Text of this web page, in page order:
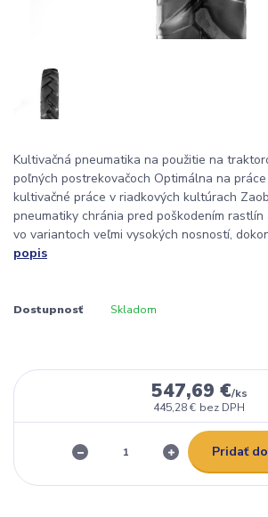
Kultivačná pneumatika na použitie na
poľných postrekovačoch Optimálna na
kultivačné práce v riadkových kultúrach
pneumatiky chránia pred poškodením rastlín
vo variantoch veľmi vysokých nosností,
popis
Dostupnosť Skladom
547,69 €/ks
445,28 € bez DPH
Pridať